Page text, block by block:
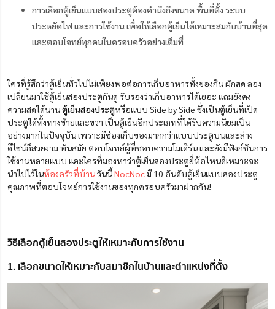
การเลือกตู้เย็นแบบสองประตูต้องคำนึงถึงขนาด พื้นที่ตั้ง ระบบ
ประหยัดไฟ และการใช้งาน เพื่อให้เลือกตู้เย็นได้เหมาะสมกับบ้านที่สุด
และตอบโจทย์ทุกคนในครอบครัวอย่างเต็มที่
ใครที่รู้สึกว่าตู้เย็นทั่วไปไม่เพียงพอต่อการเก็บอาหารทั้งของกิน ผักสด ลอง
เปลี่ยนมาใช้ตู้เย็นสองประตูกันดู รับรองว่าเก็บอาหารได้เยอะ แถมยังคง
ความสดได้นานตู้เย็นสองประตูหรือแบบ Side by Side ซึ่งเป็นตู้เย็นที่เปิด
ประตูได้ทั้งทางซ้ายและขวา เป็นตู้เย็นอีกประเภทที่ได้รับความนิยมเป็น
อย่างมากในปัจจุบัน เพราะมีช่องเก็บของมากกว่าแบบประตูบนและล่าง
ดีไซน์ก็สวยงาม ทันสมัย ตอบโจทย์ผู้ที่ชอบความโมเดิร์น และยังมีฟังก์ชันการ
ใช้งานหลายแบบ และใครที่มองหาว่าตู้เย็นสองประตูยี่ห้อไหนดีเหมาะจะ
นำไปไว้ในห้องครัวที่บ้านวันนี้NocNocมี 10 อันดับตู้เย็นแบบสองประตู
คุณภาพที่ตอบโจทย์การใช้งานของทุกครอบครัวมาฝากกัน!
วิธีเลือกตู้เย็นสองประตูให้เหมาะกับการใช้งาน
1. เลือกขนาดให้เหมาะกับสมาชิกในบ้านและตำแหน่งที่ตั้ง